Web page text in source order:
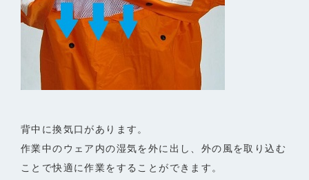
背中に換気口があります。
作業中のウェア内の湿気を外に出し、外の風を取り込む
ことで快適に作業をすることができます。